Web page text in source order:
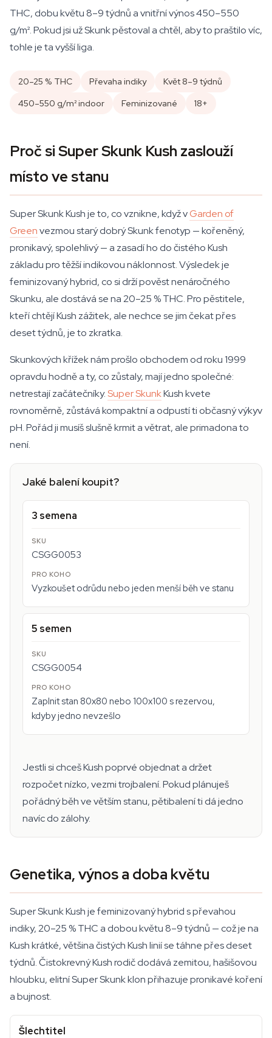
THC, dobu květu 8–9 týdnů a vnitřní výnos 450–550
g/m². Pokud jsi už Skunk pěstoval a chtěl, aby to praštilo víc,
tohle je ta vyšší liga.
20–25 % THC Převaha indiky
Květ 8–9 týdnů
450–550 g/m² indoor
Feminizované 18+
Proč si Super Skunk Kush zaslouží
místo ve stanu
Super Skunk Kush je to, co vznikne, když vGarden of
Greenvezmou starý dobrý Skunk fenotyp — kořeněný,
pronikavý, spolehlivý — a zasadí ho do čistého Kush
základu pro těžší indikovou náklonnost. Výsledek je
feminizovaný hybrid, co si drží pověst nenáročného
Skunku, ale dostává se na 20–25 % THC. Pro pěstitele,
kteří chtějí Kush zážitek, ale nechce se jim čekat přes
deset týdnů, je to zkratka.
Skunkových křížek nám prošlo obchodem od roku 1999
opravdu hodně a ty, co zůstaly, mají jedno společné:
netrestají začátečníky.Super SkunkKush kvete
rovnoměrně, zůstává kompaktní a odpustí ti občasný výkyv
pH. Pořád ji musíš slušně krmit a větrat, ale primadona to
není.
Jaké balení koupit?
3 semena
CSGG0053
Vyzkoušet odrůdu nebo jeden menší běh ve stanu
5 semen
CSGG0054
Zaplnit stan 80x80 nebo 100x100 s rezervou,
kdyby jedno nevzešlo
Jestli si chceš Kush poprvé objednat a držet
rozpočet nízko, vezmi trojbalení. Pokud plánuješ
pořádný běh ve větším stanu, pětibalení ti dá jedno
navíc do zálohy.
Genetika, výnos a doba květu
Super Skunk Kush je feminizovaný hybrid s převahou
indiky, 20–25 % THC a dobou květu 8–9 týdnů — což je na
Kush krátké, většina čistých Kush linií se táhne přes deset
týdnů. Čistokrevný Kush rodič dodává zemitou, hašišovou
hloubku, elitní Super Skunk klon přihazuje pronikavé koření
a bujnost.
Šlechtitel